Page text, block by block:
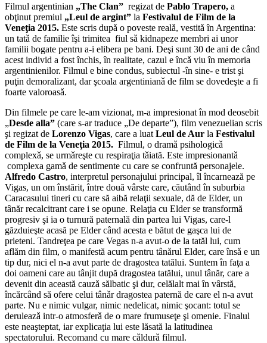
Filmul argentinian „The Clan” regizat de Pablo Trapero, a
obţinut premiul „Leul de argint” la Festivalul de Film de la
Veneţia 2015. Este scris dupǎ o poveste realǎ, vestitǎ în Argentina:
un tatǎ de familie îşi trimitea fiul sǎ kidnapeze membri ai unor
familii bogate pentru a-i elibera pe bani. Deşi sunt 30 de ani de când
acest individ a fost închis, în realitate, cazul e încǎ viu în memoria
argentinienilor. Filmul e bine condus, subiectul -în sine- e trist şi
puţin demoralizant, dar şcoala argentinianǎ de film se dovedeşte a fi
foarte valoroasǎ.
Din filmele pe care le-am vizionat, m-a impresionat în mod deosebit
„Desde alla” (care s-ar traduce „De departe”), film venezuelian scris
şi regizat de Lorenzo Vigas, care a luat Leul de Aur la Festivalul
de Film de la Veneţia 2015. Filmul, o dramǎ psihologicǎ
complexǎ, se urmǎreşte cu respiraţia tǎiată. Este impresionantǎ
complexa gamǎ de sentimente cu care se confruntă personajele.
Alfredo Castro, interpretul personajului principal, îl încarnează pe
Vigas, un om înstărit, între două vârste care, căutând în suburbia
Caracasului tineri cu care să aibă relaţii sexuale, dă de Elder, un
tânăr recalcitrant care i se opune. Relaţia cu Elder se transformă
progresiv şi ia o turnură paternală din partea lui Vigas, care-l
găzduieşte acasă pe Elder când acesta e bătut de gaşca lui de
prieteni. Tandreţea pe care Vegas n-a avut-o de la tatăl lui, cum
aflăm din film, o manifestă acum pentru tânǎrul Elder, care însǎ e un
tip dur, nici el n-a avut parte de dragostea tatălui. Suntem în faţa a
doi oameni care au tânjit după dragostea tatălui, unul tânăr, care a
devenit din această cauzǎ sălbatic şi dur, celălalt mai în vârstă,
încărcând să ofere celui tânǎr dragostea paternă de care el n-a avut
parte. Nu e nimic vulgar, nimic nedelicat, nimic şocant: totul se
deruleazǎ intr-o atmosferǎ de o mare frumuseţe şi omenie. Finalul
este neaşteptat, iar explicaţia lui este lăsată la latitudinea
spectatorului. Recomand cu mare cǎldurǎ filmul.